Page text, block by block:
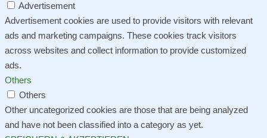
Advertisement
Advertisement cookies are used to provide visitors with relevant
ads and marketing campaigns. These cookies track visitors
across websites and collect information to provide customized
ads.
Others
Others
Other uncategorized cookies are those that are being analyzed
and have not been classified into a category as yet.